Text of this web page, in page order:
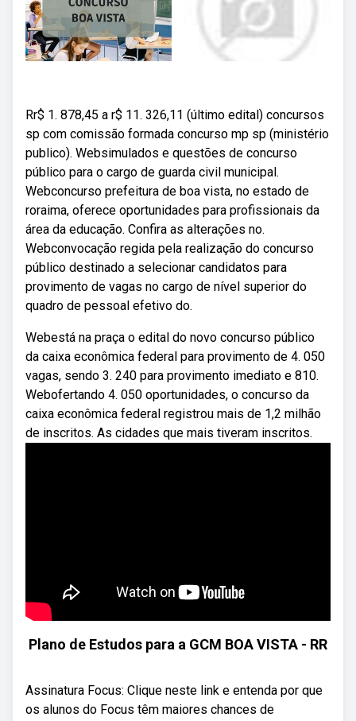
Rr$ 1. 878,45 a r$ 11. 326,11 (último edital) concursos
sp com comissão formada concurso mp sp (ministério
publico). Websimulados e questões de concurso
público para o cargo de guarda civil municipal.
Webconcurso prefeitura de boa vista, no estado de
roraima, oferece oportunidades para profissionais da
área da educação. Confira as alterações no.
Webconvocação regida pela realização do concurso
público destinado a selecionar candidatos para
provimento de vagas no cargo de nível superior do
quadro de pessoal efetivo do.
Webestá na praça o edital do novo concurso público
da caixa econômica federal para provimento de 4. 050
vagas, sendo 3. 240 para provimento imediato e 810.
Webofertando 4. 050 oportunidades, o concurso da
caixa econômica federal registrou mais de 1,2 milhão
de inscritos. As cidades que mais tiveram inscritos.
Plano de Estudos para a GCM BOA VISTA - RR
Assinatura Focus: Clique neste link e entenda por que
os alunos do Focus têm maiores chances de